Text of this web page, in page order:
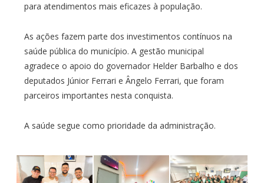
para atendimentos mais eficazes à população.
As ações fazem parte dos investimentos contínuos na
saúde pública do município. A gestão municipal
agradece o apoio do governador Helder Barbalho e dos
deputados Júnior Ferrari e Ângelo Ferrari, que foram
parceiros importantes nesta conquista.
A saúde segue como prioridade da administração.